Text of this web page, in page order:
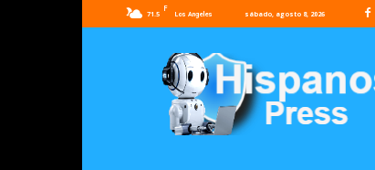
71.5
F
Los Angeles sábado, agosto 8, 2026
Press